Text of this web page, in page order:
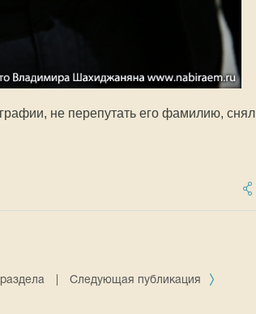
не перепутать его фамилию, снял
Следующая публикация